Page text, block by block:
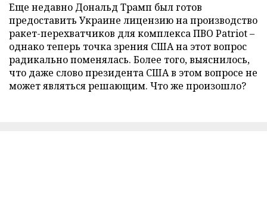
Еще недавно Дональд Трамп был готов
предоставить Украине лицензию на производство
ракет-перехватчиков для комплекса ПВО Patriot –
однако теперь точка зрения США на этот вопрос
радикально поменялась. Более того, выяснилось,
что даже слово президента США в этом вопросе не
может являться решающим. Что же произошло?